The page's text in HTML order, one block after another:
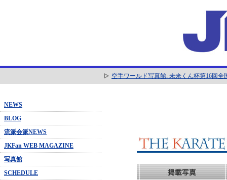
空手ワールド写真館: 未来くん杯第16回
NEWS
BLOG
流派会派NEWS
JKFan WEB MAGAZINE
写真館
SCHEDULE